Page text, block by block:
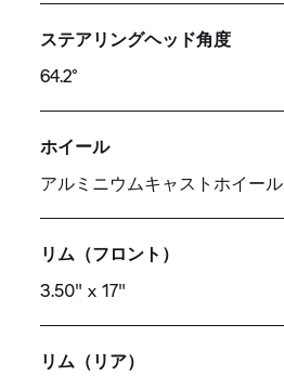
ステアリングヘッド角度
64.2°
ホイール
アルミニウムキャストホイール
リム（フロント）
3.50" x 17"
リム（リア）